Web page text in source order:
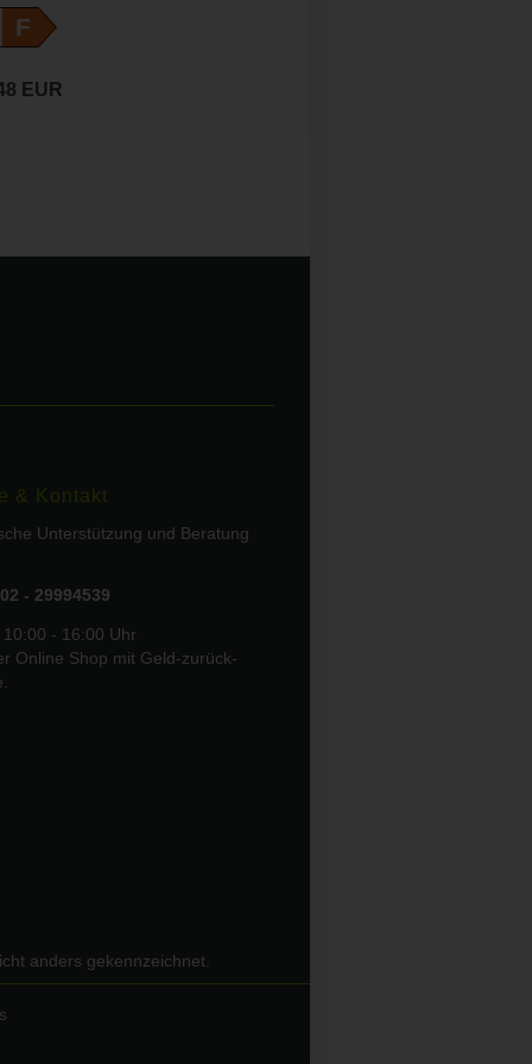
EUR
& Kontakt
Unterstützung und Beratung
- 29994539
- 16:00 Uhr
Online Shop mit Geld-zurück-
anders gekennzeichnet.